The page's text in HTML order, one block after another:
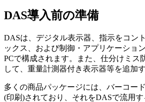
DAS導入前の準備
DASは、デジタル表示器、指示をコン
ックス、および制御・アプリケーショ
PCで構成されます。また、仕分けミス
して、重量計測器付き表示器等を追加
多くの商品パッケージには、バーコー
(印刷)されており、それをDASで流用